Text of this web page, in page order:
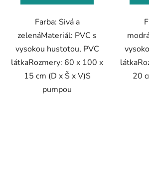
Farba: Sivá a
zelenáMateriál: PVC s
vysokou hustotou, PVC
látkaRozmery: 60 x 100 x
15 cm (D x Š x V)S
pumpou
20